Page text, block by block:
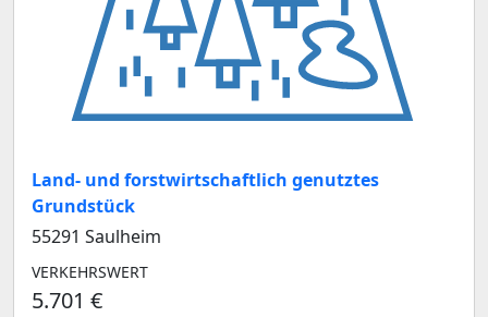
Land- und forstwirtschaftlich genutztes
Grundstück
55291 Saulheim
VERKEHRSWERT
5.701 €